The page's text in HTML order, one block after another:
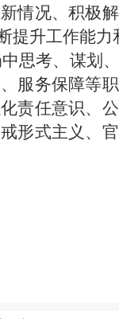
情况、积极
提升工作能力
思考、谋划
服务保障等
责任意识、
形式主义、